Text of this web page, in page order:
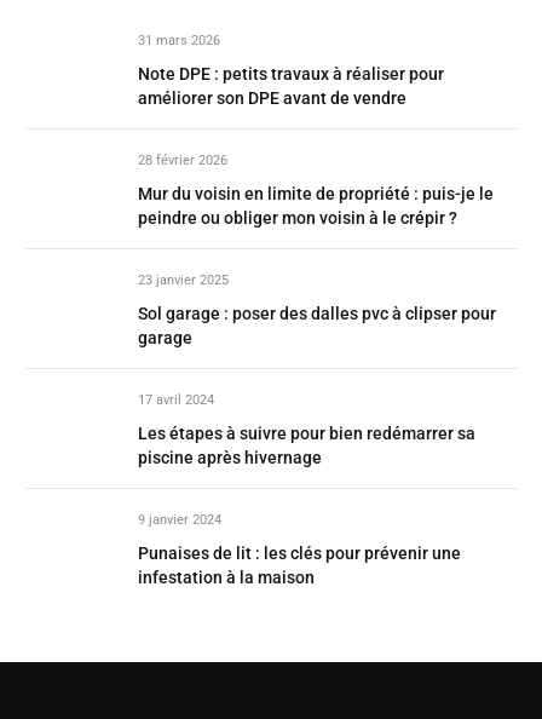
31 mars 2026
Note DPE : petits travaux à réaliser pour
améliorer son DPE avant de vendre
28 février 2026
Mur du voisin en limite de propriété : puis-je le
peindre ou obliger mon voisin à le crépir ?
23 janvier 2025
Sol garage : poser des dalles pvc à clipser pour
garage
17 avril 2024
Les étapes à suivre pour bien redémarrer sa
piscine après hivernage
9 janvier 2024
Punaises de lit : les clés pour prévenir une
infestation à la maison